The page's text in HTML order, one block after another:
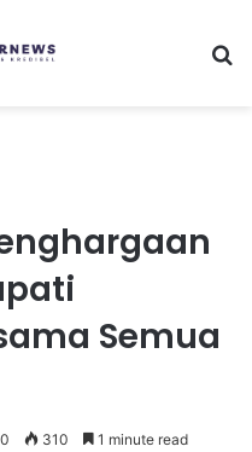
Semua
0 310 1 minute read